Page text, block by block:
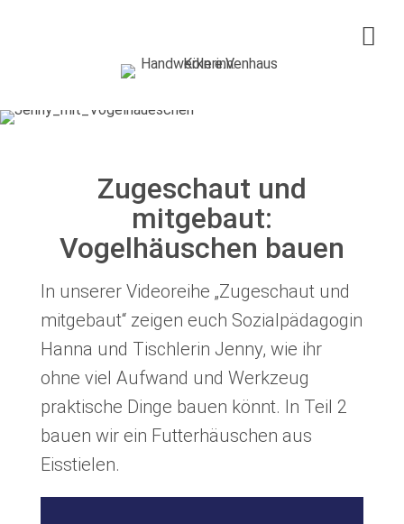
Handwerkerinnenhaus Köln e.V.
Mädchenprojekt Zukunft
Über uns
Infos & Service
Spenden
35 Jahre
Ansprechpartnerinnen
Zugeschaut und
mitgebaut:
Vogelhäuschen bauen
In unserer Videoreihe „Zugeschaut und
mitgebaut“ zeigen euch Sozialpädagogin
Hanna und Tischlerin Jenny, wie ihr
ohne viel Aufwand und Werkzeug
praktische Dinge bauen könnt. In Teil 2
bauen wir ein Futterhäuschen aus
Eisstielen.